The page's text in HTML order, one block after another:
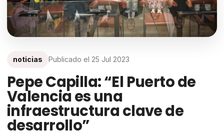
noticias Publicado el 25 Jul 2023
Pepe Capilla: “El Puerto de
Valencia es una
infraestructura clave de
desarrollo”